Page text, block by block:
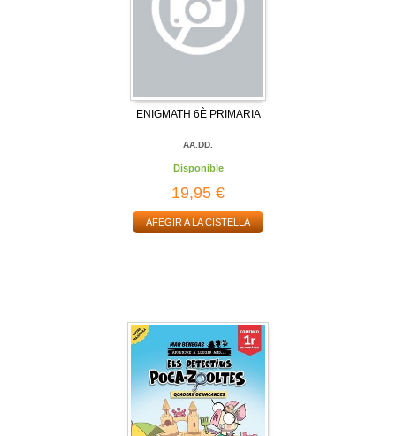
ENIGMATH 6È PRIMARIA
AA.DD.
Disponible
19,95 €
AFEGIR A LA CISTELLA